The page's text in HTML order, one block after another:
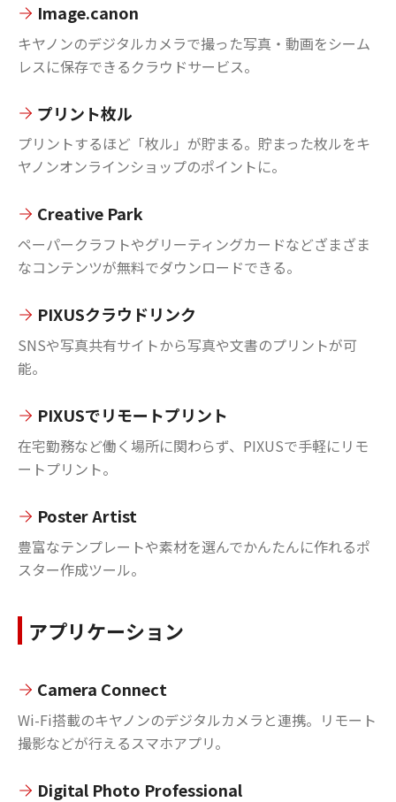
Image.canon
キヤノンのデジタルカメラで撮った写真・動画をシーム
レスに保存できるクラウドサービス。
プリント枚ル
プリントするほど「枚ル」が貯まる。貯まった枚ルをキ
ヤノンオンラインショップのポイントに。
Creative Park
ペーパークラフトやグリーティングカードなどざまざま
なコンテンツが無料でダウンロードできる。
PIXUSクラウドリンク
SNSや写真共有サイトから写真や文書のプリントが可
能。
PIXUSでリモートプリント
在宅勤務など働く場所に関わらず、PIXUSで手軽にリモ
ートプリント。
Poster Artist
豊富なテンプレートや素材を選んでかんたんに作れるポ
スター作成ツール。
アプリケーション
Camera Connect
Wi-Fi搭載のキヤノンのデジタルカメラと連携。リモート
撮影などが行えるスマホアプリ。
Digital Photo Professional